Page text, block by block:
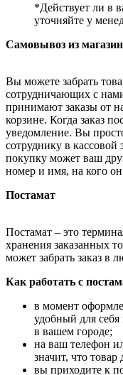
*Действует ли в
уточняйте у
Самовывоз из
Вы можете забрать
сотрудничающих с
принимают заказы от
корзине. Когда заказ
уведомление. Вы
сотруднику в кассовой
покупку может ваш
номер и имя, на кого
Постамат
Постамат – это
хранения заказанных
может забрать заказ в
Как работать с
в момент
удобный для себя
в вашем городе;
на ваш телефон
значит, что товар
вы приходите к